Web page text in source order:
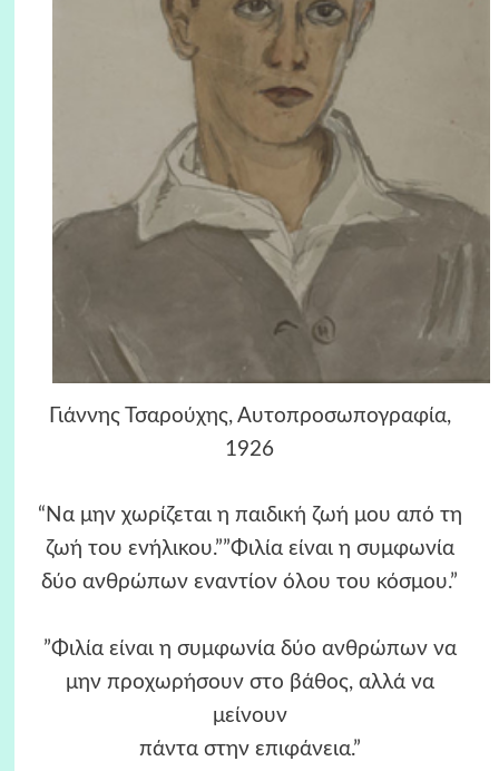
Γιάννης Τσαρούχης, Αυτοπροσωπογραφία,
1926
“Να μην χωρίζεται η παιδική ζωή μου από τη
ζωή του ενήλικου.””Φιλία είναι η συμφωνία
δύο ανθρώπων εναντίον όλου του κόσμου.”
”Φιλία είναι η συμφωνία δύο ανθρώπων να
μην προχωρήσουν στο βάθος, αλλά να
μείνουν
πάντα στην επιφάνεια.”